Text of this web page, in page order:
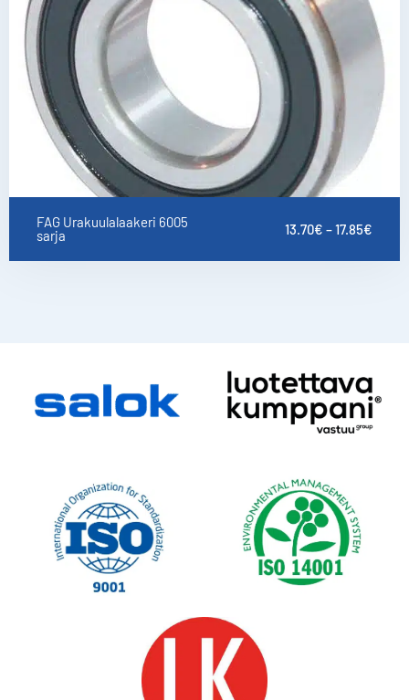
FAG Urakuulalaakeri 6005
sarja
13.70€ –17.85€